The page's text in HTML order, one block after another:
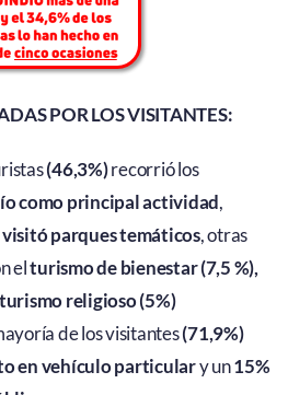
POR LOS VISITANTES:
(46,3%)recorrió los
como principal actividad,
visitó parques temáticos, otras
elturismo de bienestar (7,5 %),
religioso (5%)
de los visitantes(71,9%)
en vehículo particulary un15%